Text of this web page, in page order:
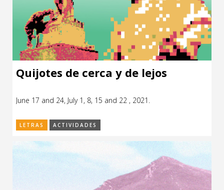
Quijotes de cerca y de lejos
June 17 and 24, July 1, 8, 15 and 22 , 2021.
LETRAS ACTIVIDADES